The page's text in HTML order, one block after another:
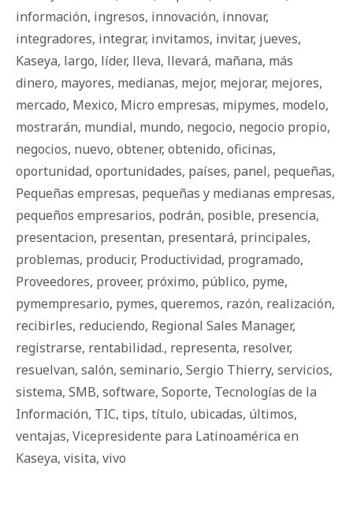
información, ingresos, innovación, innovar,
integradores, integrar, invitamos, invitar, jueves,
Kaseya, largo, líder, lleva, llevará, mañana, más
dinero, mayores, medianas, mejor, mejorar, mejores,
mercado, Mexico, Micro empresas, mipymes, modelo,
mostrarán, mundial, mundo, negocio, negocio propio,
negocios, nuevo, obtener, obtenido, oficinas,
oportunidad, oportunidades, países, panel, pequeñas,
Pequeñas empresas, pequeñas y medianas empresas,
pequeños empresarios, podrán, posible, presencia,
presentacion, presentan, presentará, principales,
problemas, producir, Productividad, programado,
Proveedores, proveer, próximo, público, pyme,
pymempresario, pymes, queremos, razón, realización,
recibirles, reduciendo, Regional Sales Manager,
registrarse, rentabilidad., representa, resolver,
resuelvan, salón, seminario, Sergio Thierry, servicios,
sistema, SMB, software, Soporte, Tecnologías de la
Información, TIC, tips, título, ubicadas, últimos,
ventajas, Vicepresidente para Latinoamérica en
Kaseya, visita, vivo